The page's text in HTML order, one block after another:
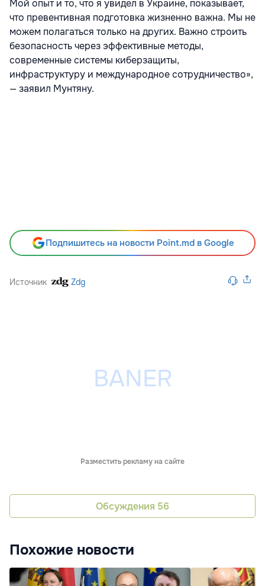
Мой опыт и то, что я увидел в Украине, показывает,
что превентивная подготовка жизненно важна. Мы не
можем полагаться только на других. Важно строить
безопасность через эффективные методы,
современные системы киберзащиты,
инфраструктуру и международное сотрудничество»,
— заявил Мунтяну.
Подпишитесь на новости Point.md в Google
Источник Zdg
Разместить рекламу на сайте
Обсуждения 56
Похожие новости